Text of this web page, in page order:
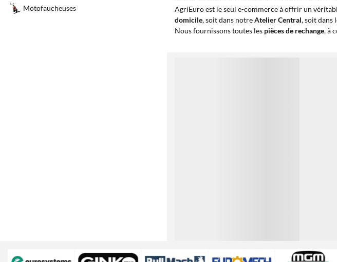
Motofaucheuses
AgriEuro est le seul e-commerce à offrir un
domicile, soit dans notreAtelier Central, soit dans
Nous fournissons toutes les pièces de rechange, à